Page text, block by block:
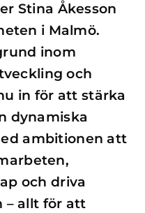
Stina Åkesson
i Malmö.
inom
och
in för att stärka
dynamiska
ambitionen att
och driva
– allt för att